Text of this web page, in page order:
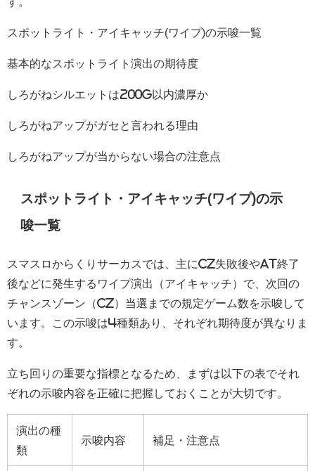
スポットライト・アイキャッチ(ワイプ)の示唆一覧
基本的なスポットライト演出の期待度
しろがねシルエットは200G以内濃厚か
しろがねアップがガセと言われる理由
しろがねアップが当からない場合の注意点
スポットライト・アイキャッチ(ワイプ)の示
唆一覧
スマスロからくりサーカスでは、主にCZ失敗後やAT終了
後などに発生するワイプ演出（アイキャッチ）で、次回の
チャンスゾーン（CZ）当選までの規定ゲーム数を示唆して
います。この示唆は4種類あり、それぞれ期待度が異なりま
す。
立ち回りの重要な指標となるため、まずは以下の表でそれ
ぞれの示唆内容を正確に把握しておくことが大切です。
演出の種
類
示唆内容 補足・注意点